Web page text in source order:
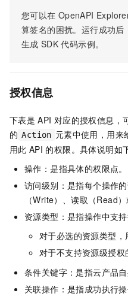
您可以在 OpenAPI
算签名的困扰。运行成功
生成 SDK 代码示例。
授权信息
下表是 API 对应的授权信息，
的 Action 元素中使用，用来
用此 API 的权限。具体说明如
操作：是指具体的权限点。
访问级别：是指每个操作
（Write）、读取（Read
资源类型：是指操作中支
对于必选的资源类型，
对于不支持资源级授权
条件关键字：是指云产品自
关联操作：是指成功执行